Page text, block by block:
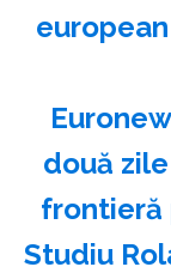
două
frontieră
Studiu